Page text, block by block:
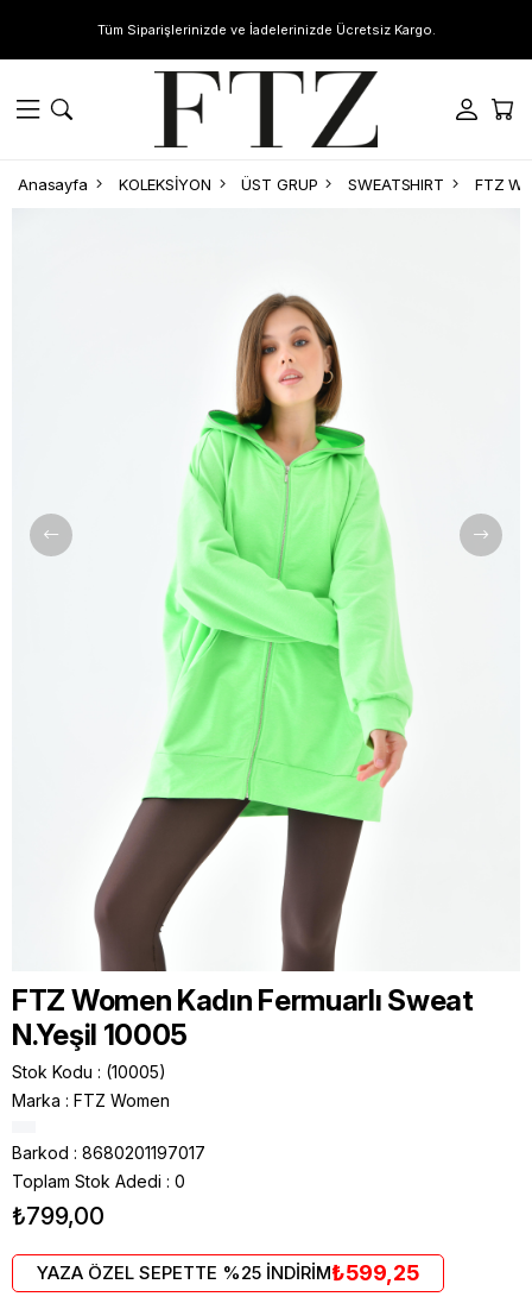
Tüm Siparişlerinizde ve İadelerinizde Ücretsiz Kargo.
Anasayfa KOLEKSİYON ÜST GRUP SWEATSHIRT FTZ
FTZ Women Kadın Fermuarlı Sweat
N.Yeşil 10005
Stok Kodu
(10005)
Marka : FTZ Women
Barkod : 8680201197017
Toplam Stok Adedi : 0
₺799,00
YAZA ÖZEL SEPETTE %25 İNDİRİM₺599,25